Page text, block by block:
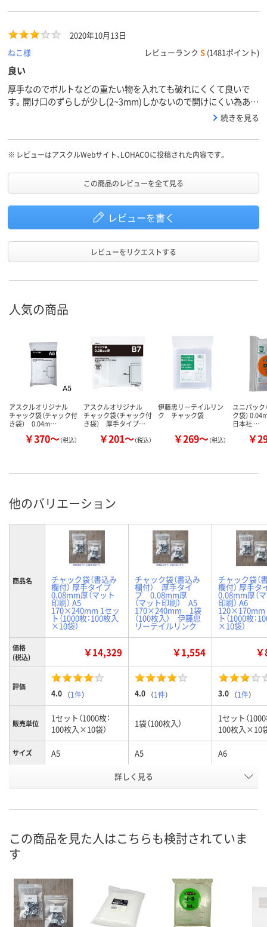
LDPE（ツルツルタイ
エチレン、
アスクル
商品環境
スコア
25
2020年10月13日
ねこ様
レビューランク S (1481ポイント)
良い
厚手なのでボルトなどの重たい物を入れても破れにくくて良いで
す。開け口のずらしが少し(2~3mm)しかないので開けにくい為あと
２mmほど大きくずらして5mm位ずらすとともっと開けやすくな
続きを見る
※ レビューはアスクルWebサイト、LOHACOに投稿された内容です。
この商品のレビューを全て見る
レビューを書く
レビューをリクエストする
人気の商品
アスクルオリジナル
チャック袋（チャック付
き袋） 0.04m…
￥370～（税込）
アスクルオリジナル
チャック袋（チャック付
き袋） 厚手タイプ…
￥201～（税込）
伊藤忠リーテイルリン
ク チャック袋
￥269～（税込）
ユニパック
ク袋）
日本社 …
￥
他のバリエーション
商品名 チャック袋（書込み
欄付） 厚手タイプ
0.08mm厚（マット
印刷） A5
170×240mm 1セッ
ト（1000枚：100枚入
×10袋）
チャック袋（書込み
欄付） 厚手タイ
プ 0.08mm厚
（マット印刷） A5
170×240mm 1袋
（100枚入） 伊藤忠
リーテイルリンク
チャック袋（
欄付） 厚手タ
0.08mm厚（
印刷） A6
120×170mm
ト（1000枚：
×10袋）
価格
(税込)
￥14,329 ￥1,554
評価
4.0 （1件） 4.0 （1件） 3.0 （1件）
販売単位
1セット（1000枚：
100枚入×10袋）
1袋（100枚入）
1セット（1000
100枚入×10
サイズ A5 A5 A6
P232417 P233553
8月11日（火）
カゴへ カゴへ カ
詳しく見る
この商品を見た人はこちらも検討されていま
す